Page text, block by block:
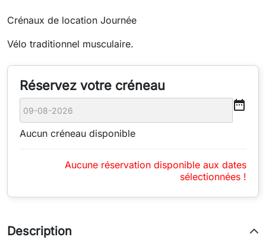
Crénaux de location Journée
Vélo traditionnel musculaire.
Réservez votre créneau
date_range
Aucun créneau disponible
Aucune réservation disponible aux dates
sélectionnées !
Description